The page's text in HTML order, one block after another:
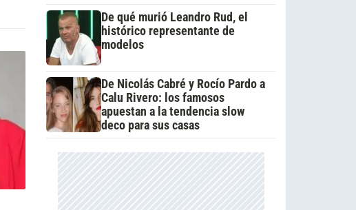
De qué murió Leandro Rud, el
histórico representante de
modelos
De Nicolás Cabré y Rocío Pardo a
Calu Rivero: los famosos
apuestan a la tendencia slow
deco para sus casas